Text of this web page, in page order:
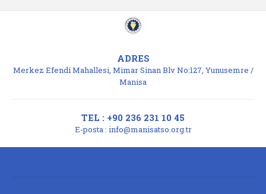
ADRES
Merkez Efendi Mahallesi, Mimar Sinan Blv No:127, Yunusemre /
Manisa
TEL : +90 236 231 10 45
E-posta : info@manisatso.org.tr